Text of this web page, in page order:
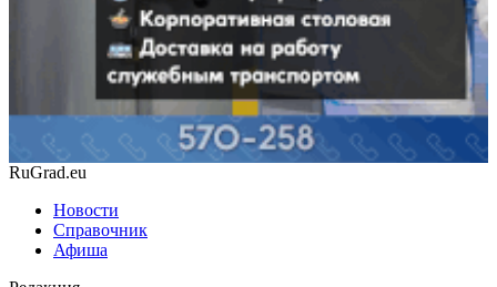
RuGrad.eu
Новости
Справочник
Афиша